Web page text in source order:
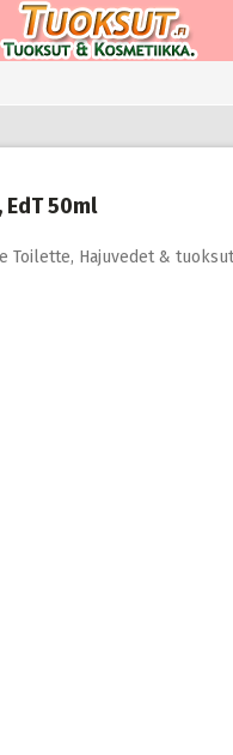
50ml
Toilette, Hajuvedet & tuoksut